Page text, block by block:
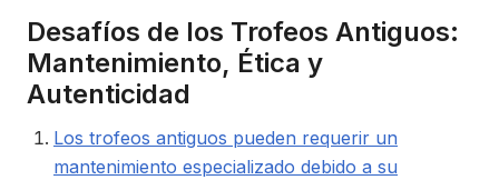
Desafíos de los Trofeos Antiguos:
Mantenimiento, Ética y
Autenticidad
Los trofeos antiguos pueden requerir un
mantenimiento especializado debido a su